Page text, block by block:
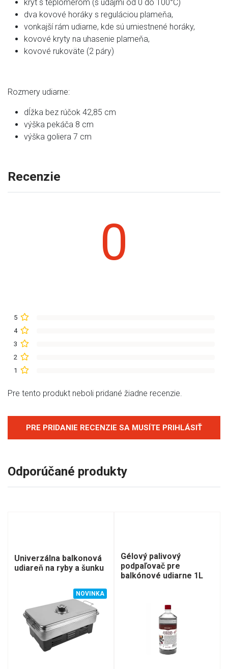
kryt s teplomerom (s údajmi od 0 do 100°C)
dva kovové horáky s reguláciou plameňa,
vonkajší rám udiarne, kde sú umiestnené horáky,
kovové kryty na uhasenie plameňa,
kovové rukoväte (2 páry)
Rozmery udiarne:
dĺžka bez rúčok 42,85 cm
výška pekáča 8 cm
výška goliera 7 cm
Recenzie
0
5
4
3
2
1
Pre tento produkt neboli pridané žiadne recenzie.
PRE PRIDANIE RECENZIE SA MUSÍTE PRIHLÁSIŤ
Odporúčané produkty
Univerzálna balkonová
udiareň na ryby a šunku
NOVINKA
Gélový palivový
podpaľovač pre
balkónové udiarne 1L